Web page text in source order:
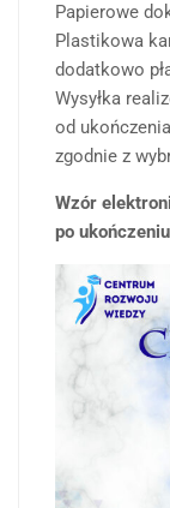
Papierowe
Plastikowa
dodatkowo
Wysyłka
od
zgodnie z
Wzór
po